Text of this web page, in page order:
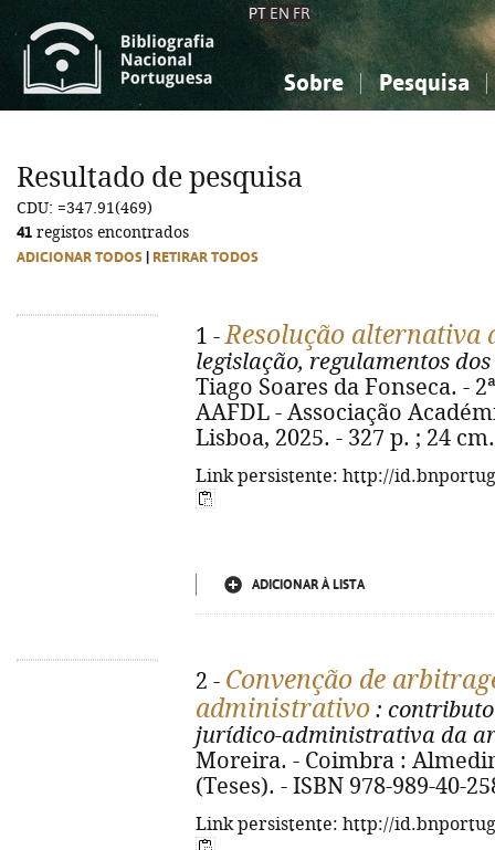
PT EN FR
Sobre Pesquisa
Ciências sociais...
Ciências sociais...
Resultado de pesquisa
CDU: =347.91(469)
41 registos encontrados
ADICIONAR TODOS RETIRAR TODOS
1 -Resolução alternativa
legislação, regulamentos
Tiago Soares da Fonseca. -
AAFDL - Associação
Lisboa, 2025. - 327 p. ; 24
Link persistente: http://
ADICIONAR À LISTA
2 - Convenção de
administrativo :
jurídico-administrativa da
Moreira. - Coimbra :
(Teses). - ISBN 978-989-40-
Link persistente: http://